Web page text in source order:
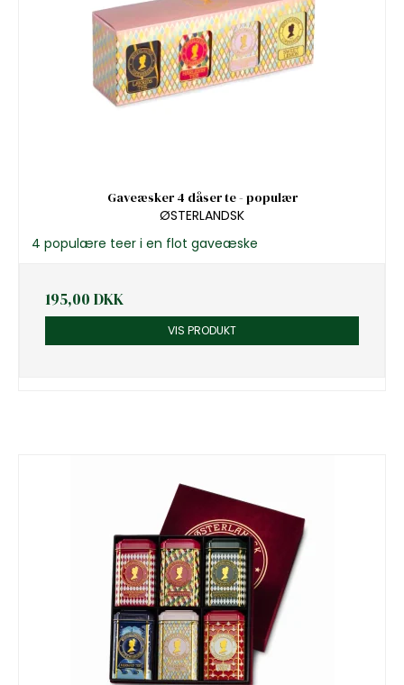
Gaveæsker 4 dåser te - populær
ØSTERLANDSK
4 populære teer i en flot gaveæske
195,00 DKK
VIS PRODUKT